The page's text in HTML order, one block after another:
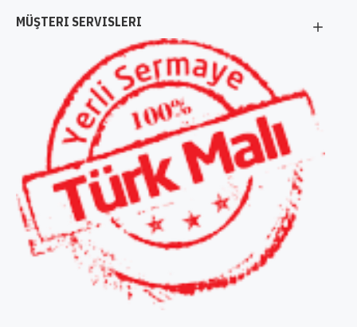
MÜŞTERI SERVISLERI